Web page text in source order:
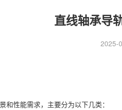
直线轴承导
2025-
和性能需求，主要分为以下几类：